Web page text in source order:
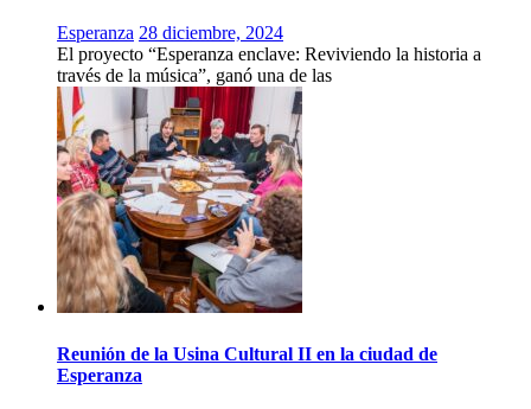
Esperanza 28 diciembre, 2024
El proyecto “Esperanza enclave: Reviviendo la historia a
través de la música”, ganó una de las
Reunión de la Usina Cultural II en la ciudad de
Esperanza